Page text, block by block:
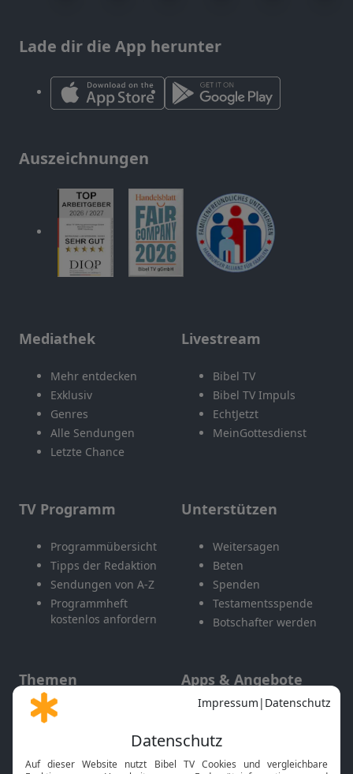
Lade dir die App herunter
Auszeichnungen
Mediathek
Mehr entdecken
Exklusiv
Genres
Alle Sendungen
Letzte Chance
Livestream
Bibel TV
Bibel TV Impuls
EchtJetzt
MeinGottesdienst
TV Programm
Programmübersicht
Tipps der Redaktion
Sendungen von A-Z
Programmheft
kostenlos anfordern
Unterstützen
Weitersagen
Beten
Spenden
Testamentsspende
Botschafter werden
Themen
Gott und Bibel erklärt
Apps & Angebote
Mobile App